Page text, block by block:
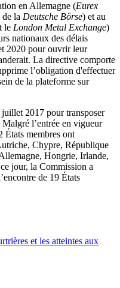
en Allemagne (Eurex
la Deutsche Börse) et au
le London Metal Exchange)
nationaux des délais
2020 pour ouvrir leur
La directive comporte
l’obligation d'effectuer
de la plateforme sur
2017 pour transposer
l’entrée en vigueur
États membres ont
Chypre, République
Hongrie, Irlande,
jour, la Commission a
de 19 États
et les atteintes aux